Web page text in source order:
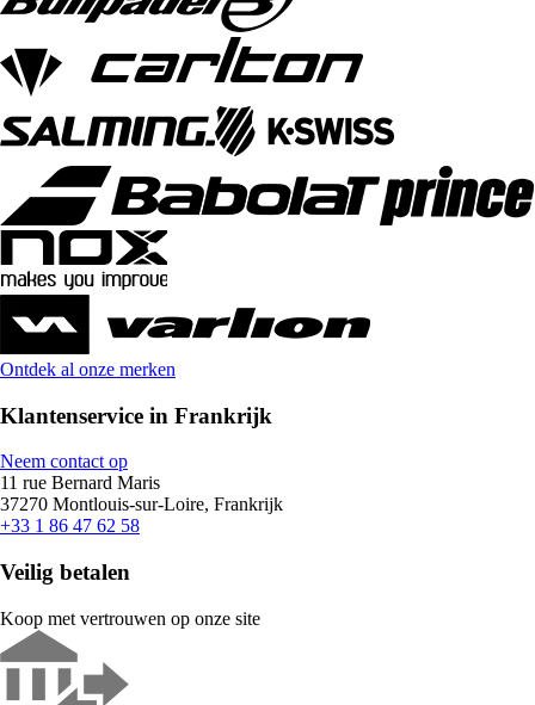
Ontdek al onze merken
Klantenservice in Frankrijk
Neem contact op
11 rue Bernard Maris
37270 Montlouis-sur-Loire, Frankrijk
+33 1 86 47 62 58
Veilig betalen
Koop met vertrouwen op onze site